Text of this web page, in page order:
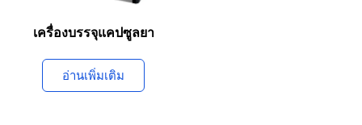
เครื่องบรรจุแคปซูลยา
อ่านเพิ่มเติม